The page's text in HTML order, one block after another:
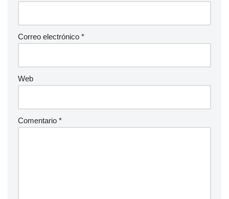
Correo electrónico *
Web
Comentario *